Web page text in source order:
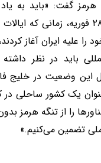
هرمز گفت: «باید به
تنگه هرمز قبل از ۲۸ فوریه،
را علیه ایران آغاز
باید در نظر
این وضعیت در خلیج
یک کشور ساحلی در
را از تنگه هرمز
تضمین می‌کنیم.»